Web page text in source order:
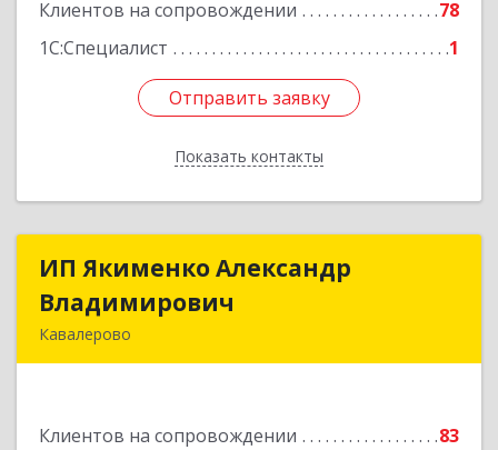
Клиентов на сопровождении
78
1С:Специалист
1
Отправить заявку
Показать контакты
Подробнее
Отправить заявку
Назад
ИП Якименко Александр
Владимирович
Кавалерово
Клиентов на сопровождении 83
ИП Якименко Александр
Подробнее